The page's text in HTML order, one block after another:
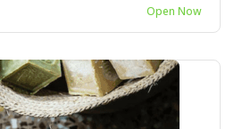
Open Now